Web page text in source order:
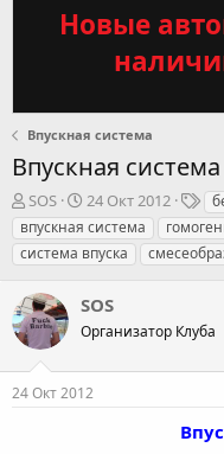
Новые
Впускная система
Впускная система
А
в
т
о
т
е
м
ы
SOS
Д
а
т
а
а
ч
л
а
24 Окт 2012
Т
е
г
и
впускная система
система впуска
SOS
Организатор Клуба
24 Окт 2012